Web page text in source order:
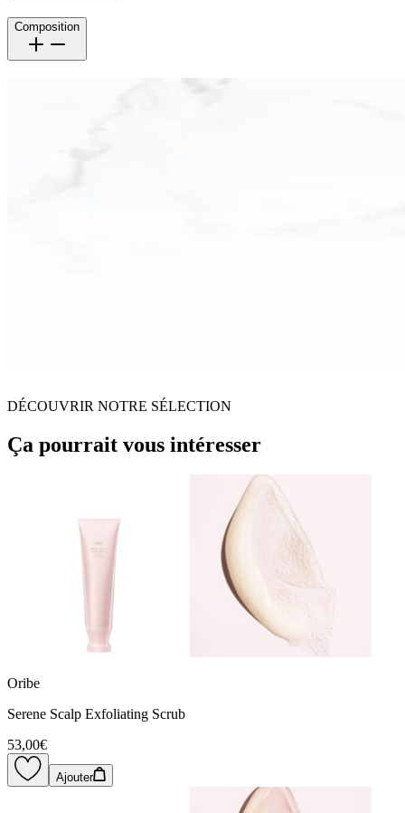
Composition
DÉCOUVRIR NOTRE SÉLECTION
Ça pourrait vous intéresser
Oribe
Serene Scalp Exfoliating Scrub
53,00€
Ajouter